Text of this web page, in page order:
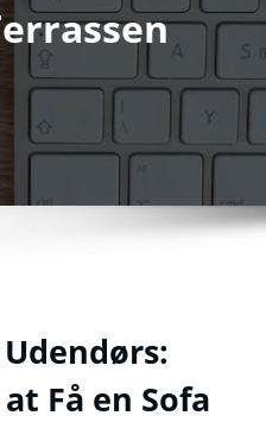
Få en Sofa